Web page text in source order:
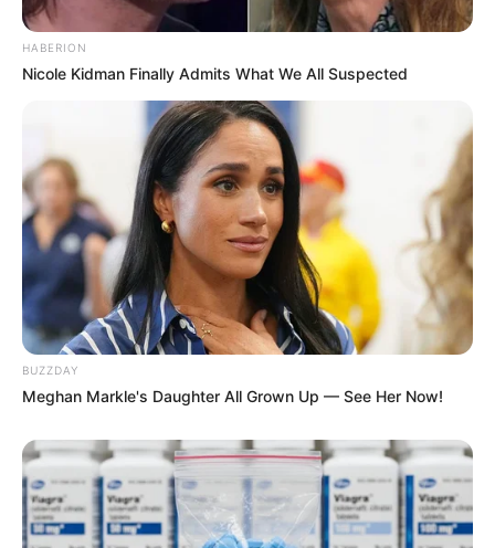
Erase Joint Agony In 7 Days With This Simple
Trick! It's Genius
FORGE BODY
เรื่องอื่นๆ ที่น่าสนใจ
HABERION
Nicole Kidman Finally Admits What We All Suspected
BUZZDAY
Meghan Markle's Daughter All Grown Up — See Her Now!